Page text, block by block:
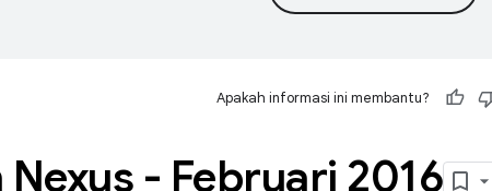
Apakah informasi ini membantu?
- Februari 2016